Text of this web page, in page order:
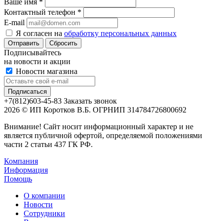
Ваше имя *
Контактный телефон *
E-mail
Я согласен на обработку персональных данных
Сбросить
Подписывайтесь
на новости и акции
Новости магазина
+7(812)603-45-83 Заказать звонок
2026 © ИП Коротков В.Б. ОГРНИП 314784726800692
Внимание! Сайт носит информационный характер и не
является публичной офертой, определяемой положениями
части 2 статьи 437 ГК РФ.
Компания
Информация
Помощь
О компании
Новости
Сотрудники